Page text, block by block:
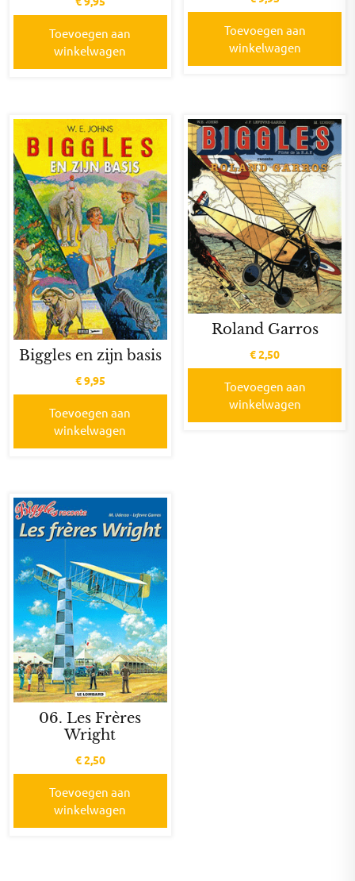
Toevoegen aan
winkelwagen
Toevoegen aan
winkelwagen
Biggles en zijn basis
€9,95
Toevoegen aan
winkelwagen
Roland Garros
€2,50
Toevoegen aan
winkelwagen
06. Les Frères
Wright
€2,50
Toevoegen aan
winkelwagen